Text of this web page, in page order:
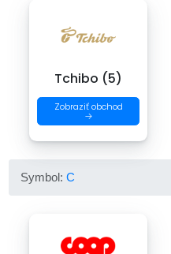
Tchibo (5)
Zobraziť obchod
→
Symbol:C